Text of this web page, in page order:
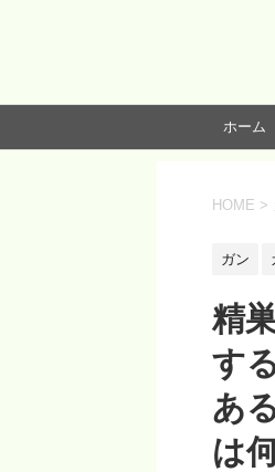
ホーム
HOME >
ガン
精
す
あ
は